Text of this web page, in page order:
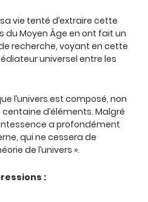
vie tenté d’extraire cette
du Moyen Âge en ont fait un
recherche, voyant en cette
universel entre les
l’univers est composé, non
d’éléments. Malgré
a profondément
qui ne cessera de
de l’univers ».
: